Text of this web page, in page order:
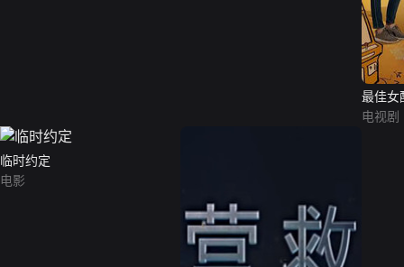
最佳女
电视剧
临时约定
电影